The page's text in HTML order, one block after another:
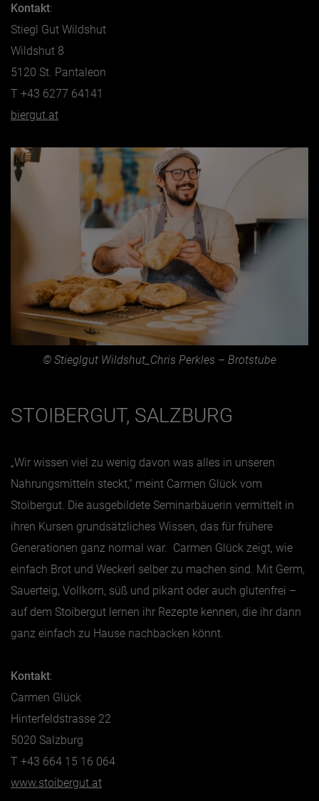
Kontakt:
Stiegl Gut Wildshut
Wildshut 8
5120 St. Pantaleon
T +43 6277 64141
biergut.at
© Stieglgut Wildshut_Chris Perkles – Brotstube
STOIBERGUT, SALZBURG
„Wir wissen viel zu wenig davon was alles in unseren
Nahrungsmitteln steckt,“ meint Carmen Glück vom
Stoibergut. Die ausgebildete Seminarbäuerin vermittelt in
ihren Kursen grundsätzliches Wissen, das für frühere
Generationen ganz normal war. Carmen Glück zeigt, wie
einfach Brot und Weckerl selber zu machen sind. Mit Germ,
Sauerteig, Vollkorn, süß und pikant oder auch glutenfrei –
auf dem Stoibergut lernen ihr Rezepte kennen, die ihr dann
ganz einfach zu Hause nachbacken könnt.
Kontakt:
Carmen Glück
Hinterfeldstrasse 22
5020 Salzburg
T +43 664 15 16 064
www.stoibergut.at